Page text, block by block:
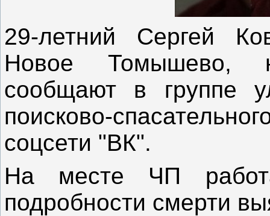
29-летний Сергей
Новое Томышево,
сообщают в группе
поисково-
соцсети "ВК".
На месте ЧП
подробности смерти